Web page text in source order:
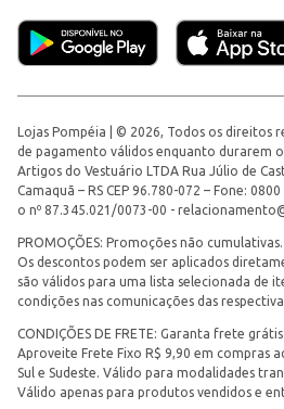
Lojas Pompéia | © 2026, Todos os direitos
de pagamento válidos enquanto durarem
Artigos do Vestuário LTDA Rua Júlio de
Camaquã – RS CEP 96.780-072 – Fone:
o nº 87.345.021/0073-00 -
PROMOÇÕES: Promoções não
Os descontos podem ser aplicados
são válidos para uma lista selecionada de
condições nas comunicações das
CONDIÇÕES DE FRETE: Garanta frete
Aproveite Frete Fixo R$ 9,90 em compras
Sul e Sudeste. Válido para modalidades
Válido apenas para produtos vendidos e